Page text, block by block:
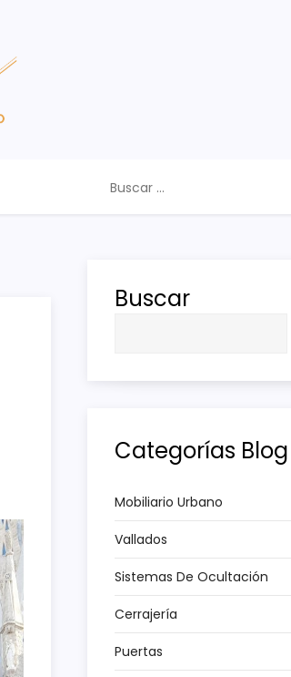
Buscar
Categorías Blog
Mobiliario Urbano
Vallados
Sistemas De Ocultación
Cerrajería
Puertas